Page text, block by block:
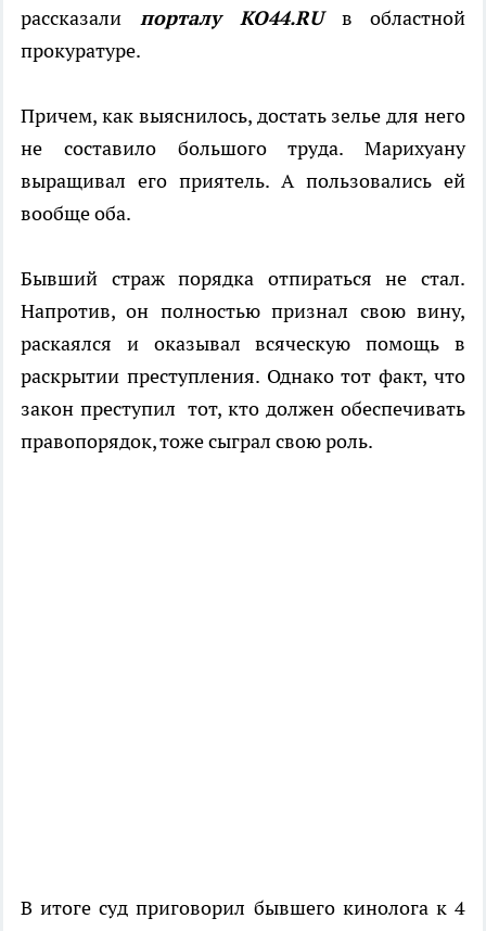
рассказали порталу КО44.RUв областной
прокуратуре.
Причем, как выяснилось, достать зелье для него
не составило большого труда. Марихуану
выращивал его приятель. А пользовались ей
вообще оба.
Бывший страж порядка отпираться не стал.
Напротив, он полностью признал свою вину,
раскаялся и оказывал всяческую помощь в
раскрытии преступления. Однако тот факт, что
закон преступил тот, кто должен обеспечивать
правопорядок, тоже сыграл свою роль.
В итоге суд приговорил бывшего кинолога к 4